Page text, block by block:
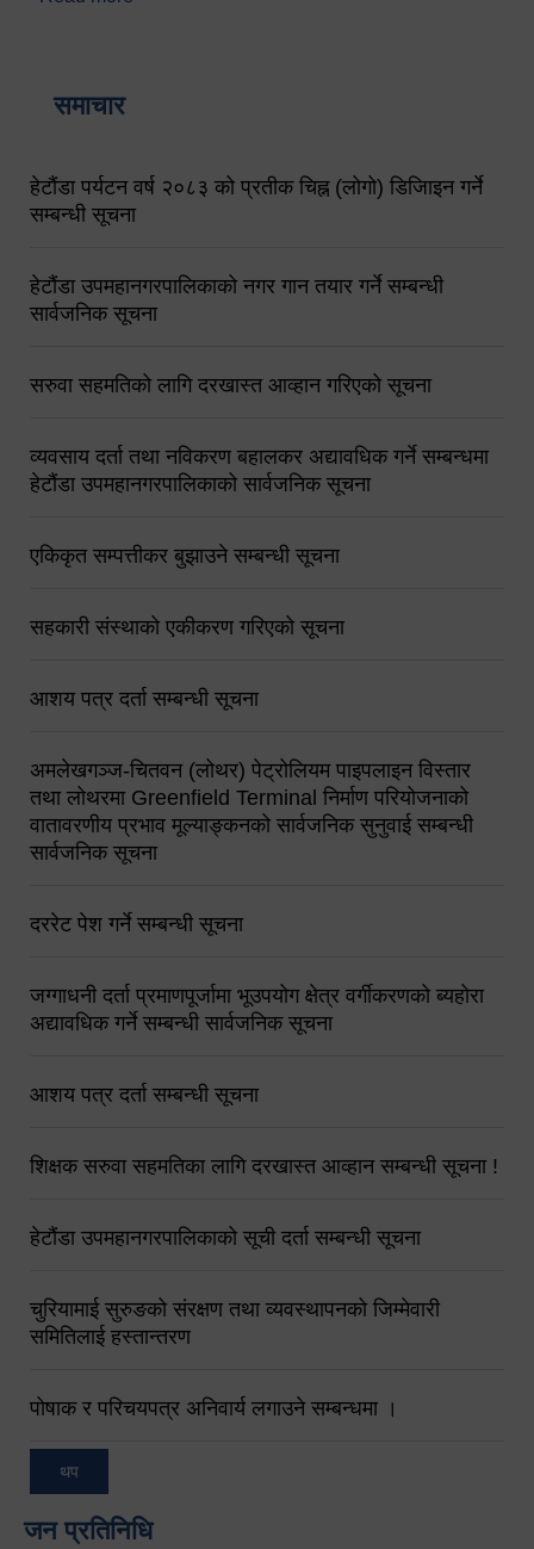
समाचार
हेटौंडा पर्यटन वर्ष २०८३ को प्रतीक चिह्न (लोगो) डिजिाइन गर्ने
सम्बन्धी सूचना
हेटौंडा उपमहानगरपालिकाको नगर गान तयार गर्ने सम्बन्धी
सार्वजनिक सूचना
सरुवा सहमतिको लागि दरखास्त आव्हान गरिएको सूचना
व्यवसाय दर्ता तथा नविकरण बहालकर अद्यावधिक गर्ने सम्बन्धमा
हेटौंडा उपमहानगरपालिकाको सार्वजनिक सूचना
एकिकृत सम्पत्तीकर बुझाउने सम्बन्धी सूचना
सहकारी संस्थाको एकीकरण गरिएको सूचना
आशय पत्र दर्ता सम्बन्धी सूचना
अमलेखगञ्ज-चितवन (लोथर) पेट्रोलियम पाइपलाइन विस्तार
तथा लोथरमा Greenfield Terminal निर्माण परियोजनाको
वातावरणीय प्रभाव मूल्याङ्कनको सार्वजनिक सुनुवाई सम्बन्धी
सार्वजनिक सूचना
दररेट पेश गर्ने सम्बन्धी सूचना
जग्गाधनी दर्ता प्रमाणपूर्जामा भूउपयोग क्षेत्र वर्गीकरणको ब्यहोरा
अद्यावधिक गर्ने सम्बन्धी सार्वजनिक सूचना
आशय पत्र दर्ता सम्बन्धी सूचना
शिक्षक सरुवा सहमतिका लागि दरखास्त आव्हान सम्बन्धी सूचना !
हेटौंडा उपमहानगरपालिकाको सूची दर्ता सम्बन्धी सूचना
चुरियामाई सुरुङको संरक्षण तथा व्यवस्थापनको जिम्मेवारी
समितिलाई हस्तान्तरण
पोषाक र परिचयपत्र अनिवार्य लगाउने सम्बन्धमा ।
थप
जन प्रतिनिधि